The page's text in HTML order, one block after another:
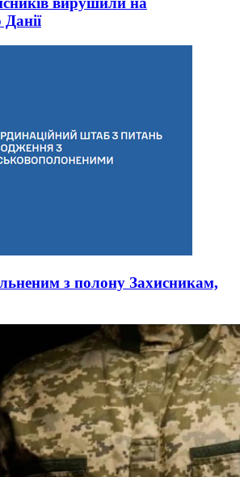
з полону Захисникам,